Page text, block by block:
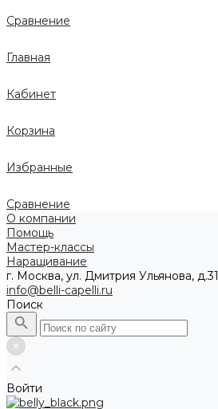
Сравнение
Главная
Кабинет
Корзина
Избранные
Сравнение
О компании
Помощь
Мастер-классы
Наращивание
г. Москва, ул. Дмитрия Ульянова, д.31
info@belli-capelli.ru
Поиск
Войти